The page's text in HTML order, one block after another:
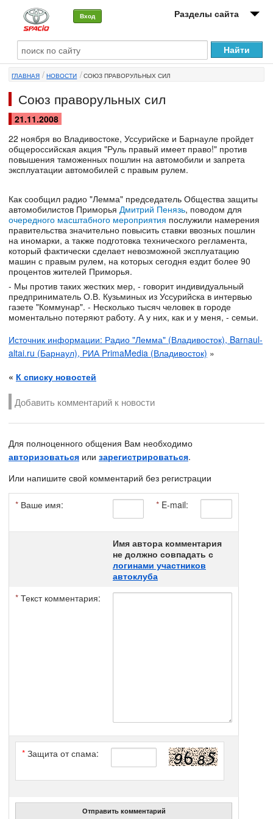
Вход Разделы сайта
О машине
Автоклуб
Форумы
Новости
ГЛАВНАЯ НОВОСТИ СОЮЗ ПРАВОРУЛЬНЫХ СИЛ
Союз праворульных сил
21.11.2008
22 ноября во Владивостоке, Уссурийске и Барнауле пройдет
общероссийская акция "Руль правый имеет право!" против
повышения таможенных пошлин на автомобили и запрета
эксплуатации автомобилей с правым рулем.
Как сообщил радио "Лемма" председатель Общества защиты
автомобилистов Приморья Дмитрий Пенязь, поводом для
очередного масштабного мероприятия послужили намерения
правительства значительно повысить ставки ввозных пошлин
на иномарки, а также подготовка технического регламента,
который фактически сделает невозможной эксплуатацию
машин с правым рулем, на которых сегодня ездит более 90
процентов жителей Приморья.
- Мы против таких жестких мер, - говорит индивидуальный
предприниматель О.В. Кузьминых из Уссурийска в интервью
газете "Коммунар". - Несколько тысяч человек в городе
моментально потеряют работу. А у них, как и у меня, - семьи.
Источник информации: Радио "Лемма" (Владивосток), Barnaul-
altai.ru (Барнаул), РИА PrimaMedia (Владивосток) »
« К списку новостей
Добавить комментарий к новости
Для полноценного общения Вам необходимо
авторизоваться или зарегистрироваться.
Или напишите свой комментарий без регистрации
* Ваше имя: * E-mail:
Имя автора комментария
не должно совпадать с
логинами участников
автоклуба
* Текст комментария:
* Защита от спама:
Отправить комментарий